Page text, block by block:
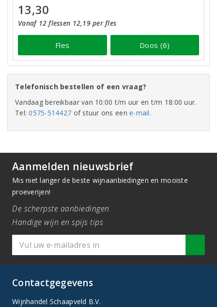
13,30
Vanaf 12 flessen 12,19 per fles
Fles Doos (6)
Telefonisch bestellen of een vraag?
Vandaag bereikbaar van 10:00 t/m uur en t/m 18:00 uur.
Tel:0575-514427 of stuur ons eene-mail.
Aanmelden nieuwsbrief
Mis niet langer de beste wijnaanbiedingen en mooiste
proeverijen!
De scherpste aanbiedingen
Handige wijn en spijs tips
Contactgegevens
Wijnhandel Schaapveld B.V.